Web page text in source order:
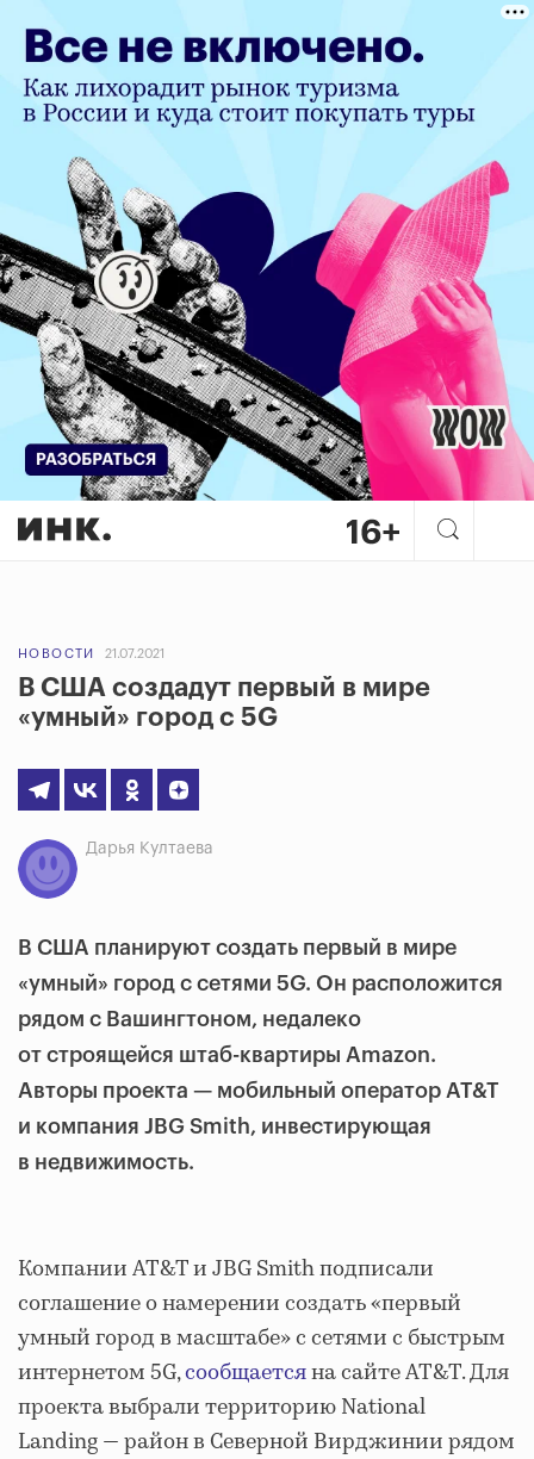
НОВОСТИ 21.07.2021
В США создадут первый в мире
«умный» город с 5G
Дарья Култаева
В США планируют создать первый в мире
«умный» город с сетями 5G. Он расположится
рядом с Вашингтоном, недалеко
от строящейся штаб-квартиры Amazon.
Авторы проекта — мобильный оператор AT&T
и компания JBG Smith, инвестирующая
в недвижимость.
Компании AT&T и JBG Smith подписали
соглашение о намерении создать «первый
умный город в масштабе» с сетями с быстрым
интернетом 5G,сообщаетсяна сайте AT&T. Для
проекта выбрали территорию National
Landing — район в Северной Вирджинии рядом